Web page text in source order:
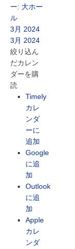
ー: 大ホー
ル
3月 2024
3月 2024
絞り込ん
だカレン
ダーを購
読
Timely
カレ
ンダ
ーに
追加
Google
に追
加
Outlook
に追
加
Apple
カレ
ンダ